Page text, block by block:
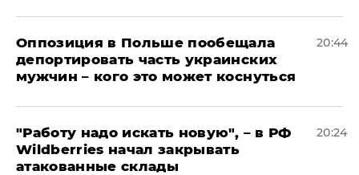
Оппозиция в Польше пообещала
депортировать часть украинских
мужчин – кого это может коснуться
20:44
"Работу надо искать новую", – в РФ
Wildberries начал закрывать
атакованные склады
20:24